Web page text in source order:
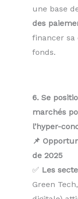
une base
des
financer sa
fonds.
6. Se
marchés
l’hyper-
📌
de 2025
✅ Les
Green